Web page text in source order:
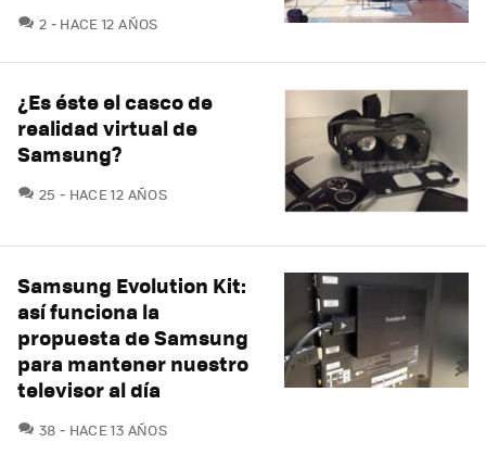
2 COMENTARIOS
HACE 12 AÑOS
¿Es éste el casco de
realidad virtual de
Samsung?
25 COMENTARIOS
HACE 12 AÑOS
Samsung Evolution Kit:
así funciona la
propuesta de Samsung
para mantener nuestro
televisor al día
38 COMENTARIOS
HACE 13 AÑOS